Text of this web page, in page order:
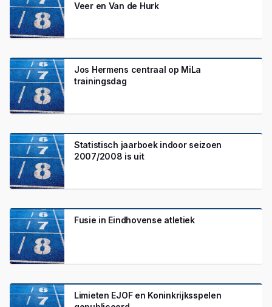
Veer en Van de Hurk
Jos Hermens centraal op MiLa
trainingsdag
Statistisch jaarboek indoor seizoen
2007/2008 is uit
Fusie in Eindhovense atletiek
Limieten EJOF en Koninkrijksspelen